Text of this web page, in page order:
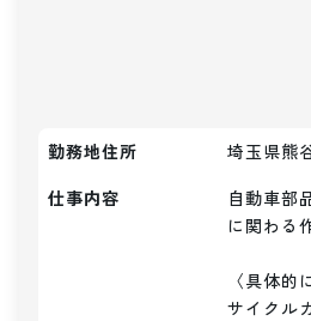
勤務地住所
埼玉県熊
仕事内容
自動車部
に関わる
〈具体的
サイクル